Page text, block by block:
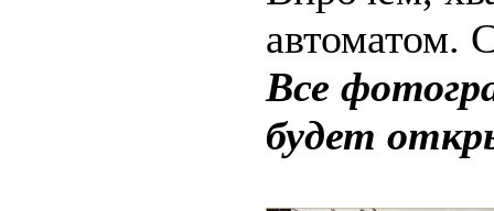
автоматом.
Все
будет